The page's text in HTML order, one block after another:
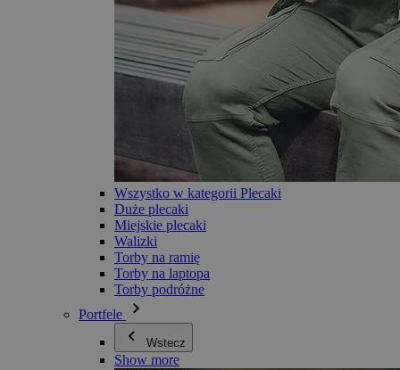
Wszystko w kategorii Plecaki
Duże plecaki
Miejskie plecaki
Walizki
Torby na ramię
Torby na laptopa
Torby podróżne
Portfele
Wstecz
Show more